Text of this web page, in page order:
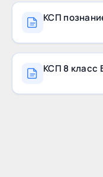
КСП
КСП 8